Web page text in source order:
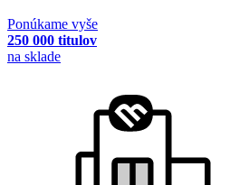
Ponúkame vyše
250 000 titulov
na sklade